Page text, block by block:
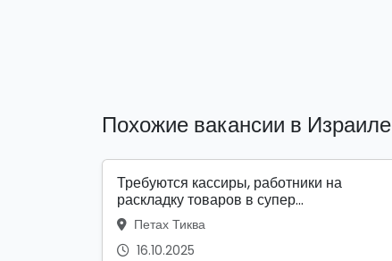
Похожие вакансии в Израиле
Требуются кассиры, работники на
раскладку товаров в супер...
Петах Тиква
16.10.2025